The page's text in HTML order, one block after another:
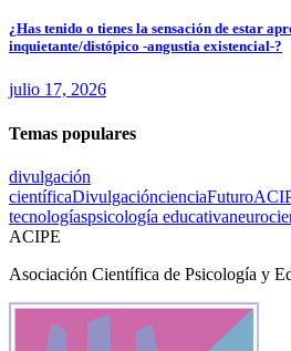
¿Has tenido o tienes la sensación de estar
inquietante/distópico -angustia existencial-?
julio 17, 2026
Temas populares
divulgación
científicaDivulgacióncienciaFuturo
tecnologíaspsicología educativa
ACIPE
Asociación Científica de Psicología y